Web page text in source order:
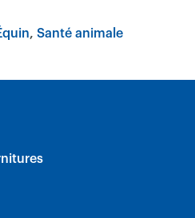
Santé animale